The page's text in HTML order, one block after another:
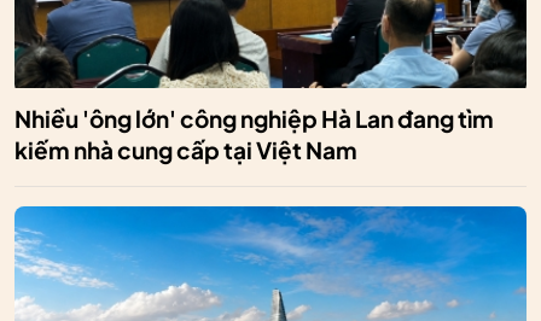
Nhiều 'ông lớn' công nghiệp Hà Lan đang tìm
kiếm nhà cung cấp tại Việt Nam